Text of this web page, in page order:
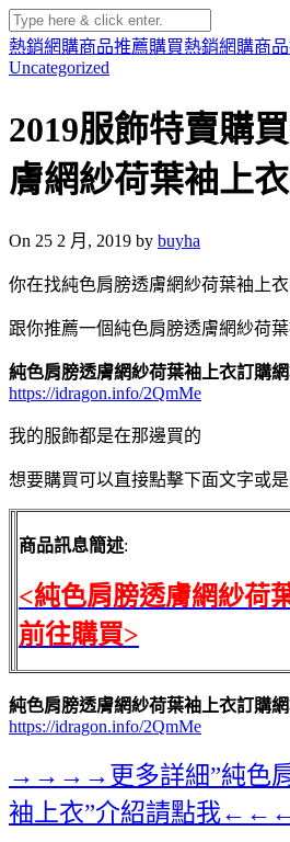
熱銷網購商品推薦購買熱銷網購商
Uncategorized
2019服飾特賣購
膚網紗荷葉袖上
On 25 2 月, 2019 by buyha
你在找純色肩膀透膚網紗荷葉袖上
跟你推薦一個純色肩膀透膚網紗荷
純色肩膀透膚網紗荷葉袖上衣訂購
https://idragon.info/2QmMe
我的服飾都是在那邊買的
想要購買可以直接點擊下面文字或
商品訊息簡述:
<純色肩膀透膚網紗荷
前往購買>
純色肩膀透膚網紗荷葉袖上衣訂購
https://idragon.info/2QmMe
→→→→更多詳細”純色肩
袖上衣”介紹請點我